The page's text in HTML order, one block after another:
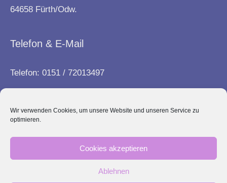
Wir verwenden Cookies, um unsere Website und unseren Service zu
optimieren.
Cookies akzeptieren
Ablehnen
64658 Fürth/Odw.
Telefon & E-Mail
Telefon: 0151 / 72013497
Impressum